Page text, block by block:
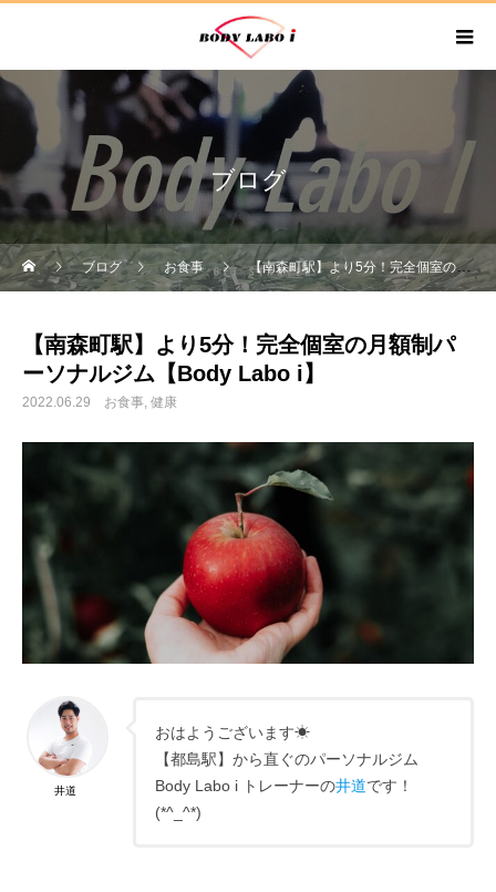
ブログ
ブログ お食事 【南森町駅】より5分！完全個室の月額制パーソナルジム【Body Labo i】
【南森町駅】より5分！完全個室の月額制パ
ーソナルジム【Body Labo i】
2022.06.29 お食事 健康
井道
おはようございます☀
【都島駅】から直ぐのパーソナルジム
Body Labo i トレーナーの井道です！
(*^_^*)